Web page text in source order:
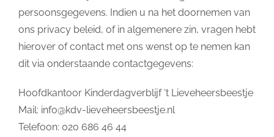
persoonsgegevens. Indien u na het doornemen van
ons privacy beleid, of in algemenere zin, vragen hebt
hierover of contact met ons wenst op te nemen kan
dit via onderstaande contactgegevens:
Hoofdkantoor Kinderdagverblijf ‘t Lieveheersbeestje
Mail: info@kdv-lieveheersbeestje.nl
Telefoon: 020 686 46 44